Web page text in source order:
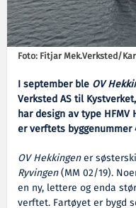
Foto: Fitjar Mek.Verksted/
I september ble OV
Verksted AS til
har design av type HFMV
er verftets byggenummer
OV Hekkingener
Ryvingen(MM 02/19).
en ny, lettere og enda
verftet. Fartøyet er bygd